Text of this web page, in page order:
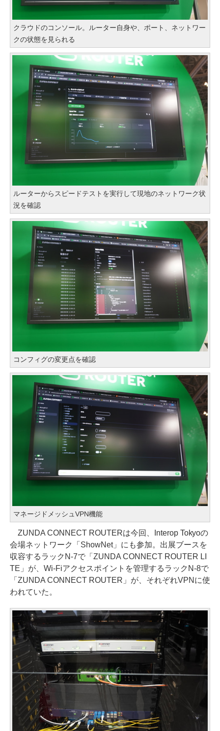
クラウドのコンソール。ルーター自身や、ポート、ネットワー
クの状態を見られる
ルーターからスピードテストを実行して現地のネットワーク状
況を確認
コンフィグの変更点を確認
マネージドメッシュVPN機能
ZUNDA CONNECT ROUTERは今回、Interop Tokyoの
会場ネットワーク「ShowNet」にも参加。出展ブースを
収容するラックN-7で「ZUNDA CONNECT ROUTER LI
TE」が、Wi-Fiアクセスポイントを管理するラックN-8で
「ZUNDA CONNECT ROUTER」が、それぞれVPNに使
われていた。